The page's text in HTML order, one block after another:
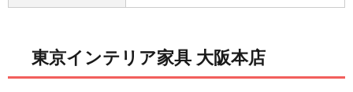
東京インテリア家具 大阪本店